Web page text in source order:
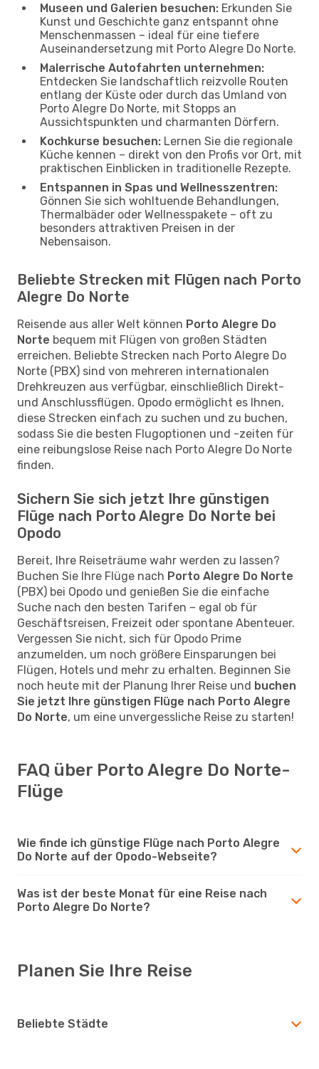
Museen und Galerien besuchen: Erkunden Sie
Kunst und Geschichte ganz entspannt ohne
Menschenmassen – ideal für eine tiefere
Auseinandersetzung mit Porto Alegre Do Norte.
Malerrische Autofahrten unternehmen:
Entdecken Sie landschaftlich reizvolle Routen
entlang der Küste oder durch das Umland von
Porto Alegre Do Norte, mit Stopps an
Aussichtspunkten und charmanten Dörfern.
Kochkurse besuchen: Lernen Sie die regionale
Küche kennen – direkt von den Profis vor Ort, mit
praktischen Einblicken in traditionelle Rezepte.
Entspannen in Spas und Wellnesszentren:
Gönnen Sie sich wohltuende Behandlungen,
Thermalbäder oder Wellnesspakete – oft zu
besonders attraktiven Preisen in der
Nebensaison.
Beliebte Strecken mit Flügen nach Porto
Alegre Do Norte
Reisende aus aller Welt können Porto Alegre Do
Norte bequem mit Flügen von großen Städten
erreichen. Beliebte Strecken nach Porto Alegre Do
Norte (PBX) sind von mehreren internationalen
Drehkreuzen aus verfügbar, einschließlich Direkt-
und Anschlussflügen. Opodo ermöglicht es Ihnen,
diese Strecken einfach zu suchen und zu buchen,
sodass Sie die besten Flugoptionen und -zeiten für
eine reibungslose Reise nach Porto Alegre Do Norte
finden.
Sichern Sie sich jetzt Ihre günstigen
Flüge nach Porto Alegre Do Norte bei
Opodo
Bereit, Ihre Reiseträume wahr werden zu lassen?
Buchen Sie Ihre Flüge nach Porto Alegre Do Norte
(PBX) bei Opodo und genießen Sie die einfache
Suche nach den besten Tarifen – egal ob für
Geschäftsreisen, Freizeit oder spontane Abenteuer.
Vergessen Sie nicht, sich für Opodo Prime
anzumelden, um noch größere Einsparungen bei
Flügen, Hotels und mehr zu erhalten. Beginnen Sie
noch heute mit der Planung Ihrer Reise und buchen
Sie jetzt Ihre günstigen Flüge nach Porto Alegre
Do Norte, um eine unvergessliche Reise zu starten!
FAQ über Porto Alegre Do Norte-
Flüge
Wie finde ich günstige Flüge nach Porto Alegre
Do Norte auf der Opodo-Webseite?
Was ist der beste Monat für eine Reise nach
Porto Alegre Do Norte?
Planen Sie Ihre Reise
Beliebte Städte